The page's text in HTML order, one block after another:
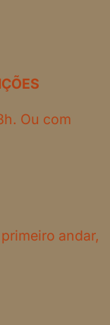
Ou com
andar,